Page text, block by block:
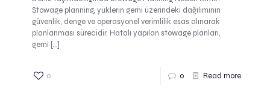
Stowage planning, yüklerin gemi üzerindeki dağılımının
güvenlik, denge ve operasyonel verimlilik esas alınarak
planlanması sürecidir. Hatalı yapılan stowage planları,
gemi […]
0 0 Read more